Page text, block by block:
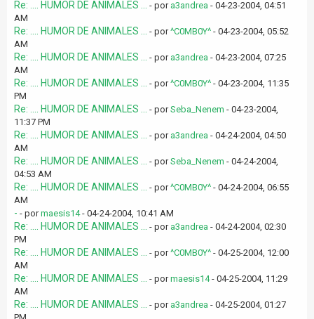
Re: .... HUMOR DE ANIMALES ... - por a3andrea - 04-23-2004, 04:51
AM
Re: .... HUMOR DE ANIMALES ... - por^C0MB0Y^ - 04-23-2004, 05:52
AM
Re: .... HUMOR DE ANIMALES ... - por a3andrea - 04-23-2004, 07:25
AM
Re: .... HUMOR DE ANIMALES ... - por^C0MB0Y^ - 04-23-2004, 11:35
PM
Re: .... HUMOR DE ANIMALES ... - porSeba_Nenem - 04-23-2004,
11:37 PM
Re: .... HUMOR DE ANIMALES ... - por a3andrea - 04-24-2004, 04:50
AM
Re: .... HUMOR DE ANIMALES ... - porSeba_Nenem - 04-24-2004,
04:53 AM
Re: .... HUMOR DE ANIMALES ... - por^C0MB0Y^ - 04-24-2004, 06:55
AM
- - pormaesis14- 04-24-2004, 10:41 AM
Re: .... HUMOR DE ANIMALES ... - por a3andrea - 04-24-2004, 02:30
PM
Re: .... HUMOR DE ANIMALES ... - por^C0MB0Y^ - 04-25-2004, 12:00
AM
Re: .... HUMOR DE ANIMALES ... - pormaesis14- 04-25-2004, 11:29
AM
Re: .... HUMOR DE ANIMALES ... - por a3andrea - 04-25-2004, 01:27